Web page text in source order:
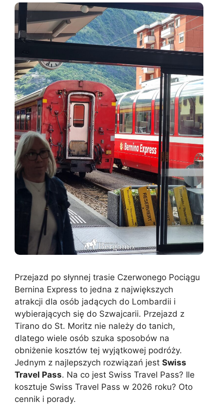
Przejazd po słynnej trasie Czerwonego Pociągu
Bernina Express to jedna z największych
atrakcji dla osób jadących do Lombardii i
wybierających się do Szwajcarii. Przejazd z
Tirano do St. Moritz nie należy do tanich,
dlatego wiele osób szuka sposobów na
obniżenie kosztów tej wyjątkowej podróży.
Jednym z najlepszych rozwiązań jest Swiss
Travel Pass. Na co jest Swiss Travel Pass? Ile
kosztuje Swiss Travel Pass w 2026 roku? Oto
cennik i porady.